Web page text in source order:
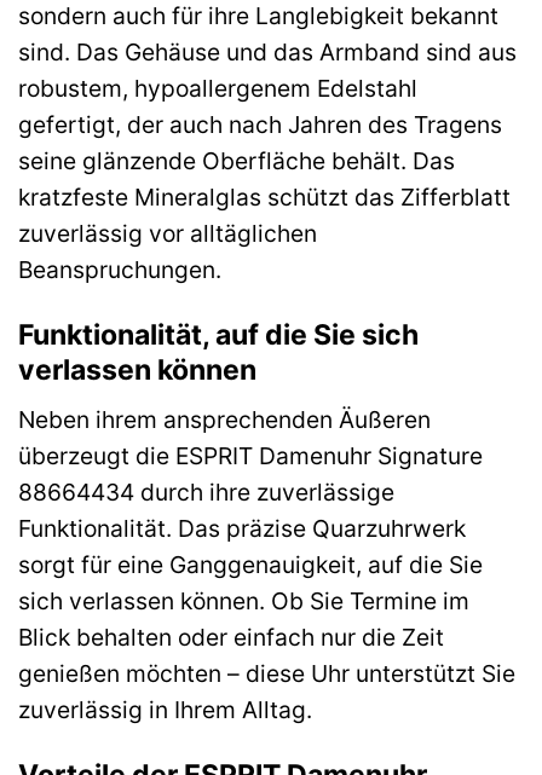
sondern auch für ihre Langlebigkeit bekannt
sind. Das Gehäuse und das Armband sind aus
robustem, hypoallergenem Edelstahl
gefertigt, der auch nach Jahren des Tragens
seine glänzende Oberfläche behält. Das
kratzfeste Mineralglas schützt das Zifferblatt
zuverlässig vor alltäglichen
Beanspruchungen.
Funktionalität, auf die Sie sich
verlassen können
Neben ihrem ansprechenden Äußeren
überzeugt die ESPRIT Damenuhr Signature
88664434 durch ihre zuverlässige
Funktionalität. Das präzise Quarzuhrwerk
sorgt für eine Ganggenauigkeit, auf die Sie
sich verlassen können. Ob Sie Termine im
Blick behalten oder einfach nur die Zeit
genießen möchten – diese Uhr unterstützt Sie
zuverlässig in Ihrem Alltag.